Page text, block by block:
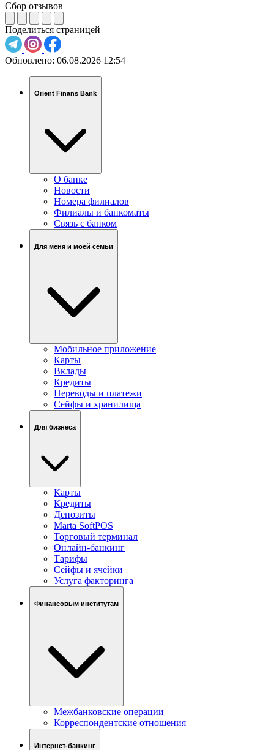
Сбор отзывов
Поделиться страницей
Обновлено: 06.08.2026 12:54
Orient Finans Bank
О банке
Новости
Номера филиалов
Филиалы и банкоматы
Связь c банком
Для меня и моей семьи
Мобильное приложение
Карты
Вклады
Кредиты
Переводы и платежи
Сейфы и хранилища
Для бизнеса
Карты
Кредиты
Депозиты
Marta SoftPOS
Торговый терминал
Онлайн-банкинг
Тарифы
Сейфы и ячейки
Услуга факторинга
Финансовым институтам
Межбанковские операции
Корреспондентские отношения
Интернет-банкинг